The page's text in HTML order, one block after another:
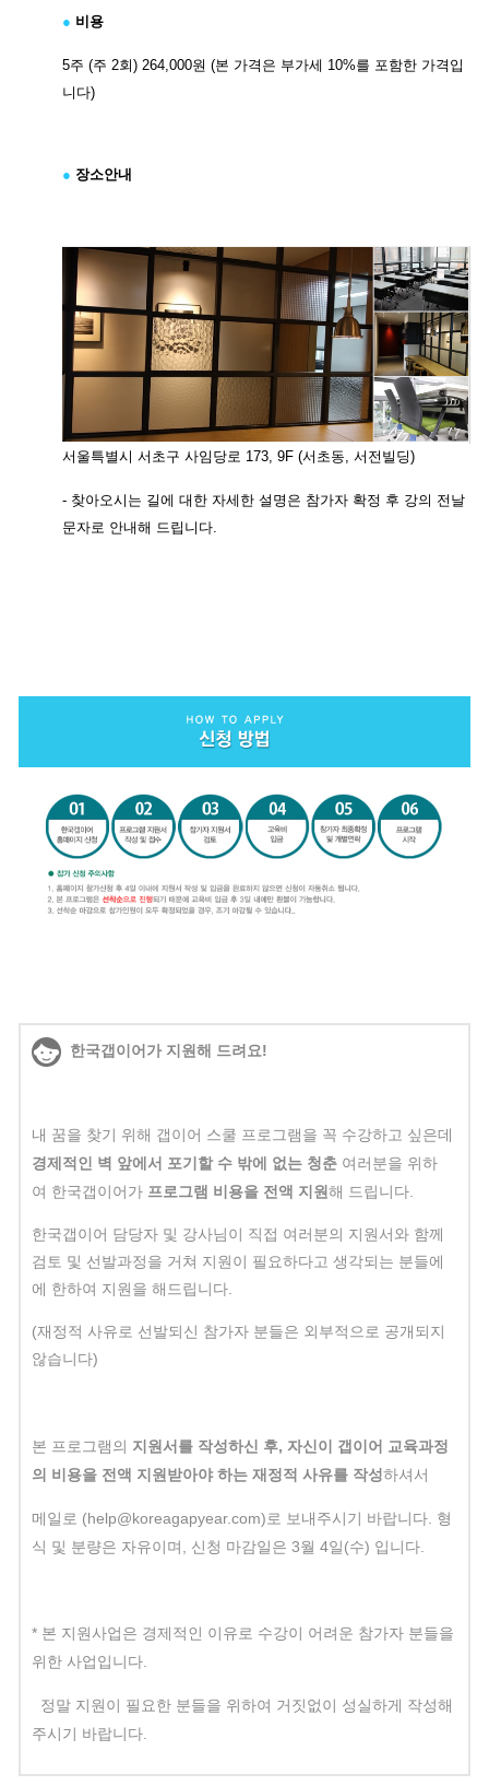
● 비용
5주 (주 2회) 264,000원 (본 가격은 부가세 10%를 포함한 가격입
니다)
● 장소안내
서울특별시 서초구 사임당로 173, 9F (서초동, 서전빌딩)
- 찾아오시는 길에 대한 자세한 설명은 참가자 확정 후 강의 전날
문자로 안내해 드립니다.
한국갭이어가 지원해 드려요!
내 꿈을 찾기 위해 갭이어 스쿨 프로그램을 꼭 수강하고 싶은데
경제적인 벽 앞에서 포기할 수 밖에 없는 청춘 여러분을 위하
여 한국갭이어가 프로그램 비용을 전액 지원해 드립니다.
한국갭이어 담당자 및 강사님이 직접 여러분의 지원서와 함께
검토 및 선발과정을 거쳐 지원이 필요하다고 생각되는 분들에
에 한하여 지원을 해드립니다.
(재정적 사유로 선발되신 참가자 분들은 외부적으로 공개되지
않습니다)
본 프로그램의 지원서를 작성하신 후, 자신이 갭이어 교육과정
의 비용을 전액 지원받아야 하는 재정적 사유를 작성하셔서
메일로 (help@koreagapyear.com)로 보내주시기 바랍니다. 형
식 및 분량은 자유이며, 신청 마감일은 3월 4일(수) 입니다.
* 본 지원사업은 경제적인 이유로 수강이 어려운 참가자 분들을
위한 사업입니다.
정말 지원이 필요한 분들을 위하여 거짓없이 성실하게 작성해
주시기 바랍니다.